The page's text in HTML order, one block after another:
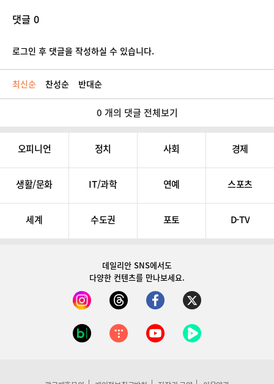
댓글 0
로그인 후 댓글을 작성하실 수 있습니다.
최신순 찬성순 반대순
0 개의 댓글 전체보기
오피니언 정치 사회 경제
생활/문화 IT/과학 연예 스포츠
세계 수도권 포토 D-TV
데일리안 SNS에서도
다양한 컨텐츠를 만나보세요.